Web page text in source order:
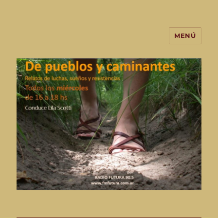
De Pueblos y Caminantes-
programa de radio
MENÚ